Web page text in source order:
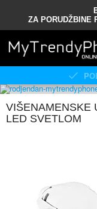
ZA PORUDŽBINE
VIŠENAMENSKE
LED SVETLOM